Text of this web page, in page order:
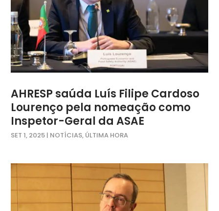
AHRESP saúda Luís Filipe Cardoso
Lourenço pela nomeação como
Inspetor-Geral da ASAE
SET 1, 2025 | NOTÍCIAS, ÚLTIMA HORA